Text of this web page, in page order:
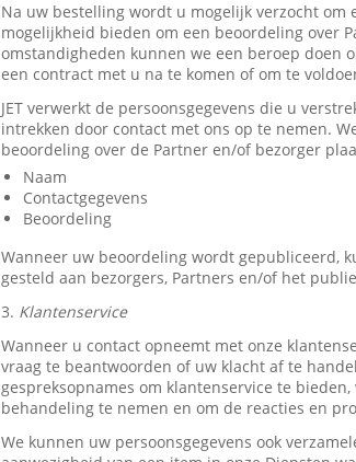
Na uw bestelling wordt u mogelijk verzocht om
mogelijkheid bieden om een beoordeling over
omstandigheden kunnen we een beroep doen
een contract met u na te komen of om te
JET verwerkt de persoonsgegevens die u
intrekken door contact met ons op te nemen.
beoordeling over de Partner en/of bezorger
Naam
Contactgegevens
Beoordeling
Wanneer uw beoordeling wordt gepubliceerd,
gesteld aan bezorgers, Partners en/of het
3. Klantenservice
Wanneer u contact opneemt met onze
vraag te beantwoorden of uw klacht af te
gespreksopnames om klantenservice te
behandeling te nemen en om de reacties en
We kunnen uw persoonsgegevens ook